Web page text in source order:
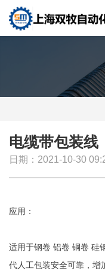
电缆带包装线
日期：2021-10-30
应用：
适用于钢卷 铝卷 铜卷 硅
代人工包装安全可靠，增